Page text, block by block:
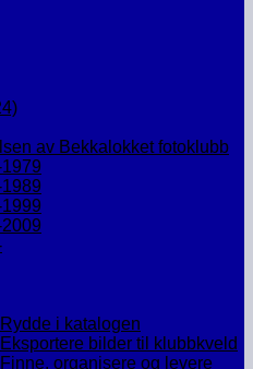
av Bekkalokket fotoklubb
i katalogen
bilder til klubbkveld
organisere og levere